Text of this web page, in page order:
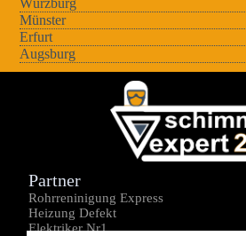
Würzburg
Münster
Erfurt
Augsburg
Partner
Rohrreninigung Express
Heizung Defekt
Elektriker Nr1